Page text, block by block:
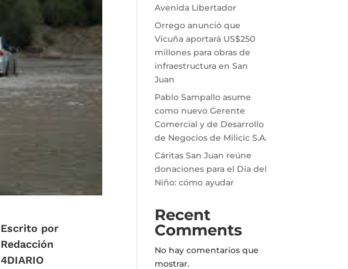
Escrito por
Redacción
4DIARIO
Avenida Libertador
Orrego anunció que
Vicuña aportará US$250
millones para obras de
infraestructura en San
Juan
Pablo Sampallo asume
como nuevo Gerente
Comercial y de Desarrollo
de Negocios de Milicic S.A.
Cáritas San Juan reúne
donaciones para el Día del
Niño: cómo ayudar
Recent
Comments
No hay comentarios que
mostrar.